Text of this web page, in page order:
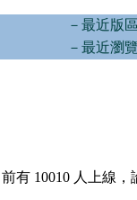
－最近版
－最近瀏
有 10010 人上線